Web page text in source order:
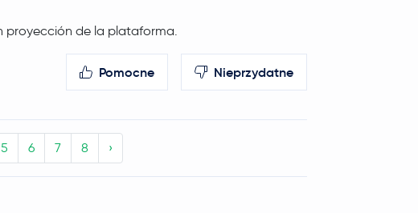
proyección de la plataforma.
Pomocne Nieprzydatne
5 6 7 8 ›